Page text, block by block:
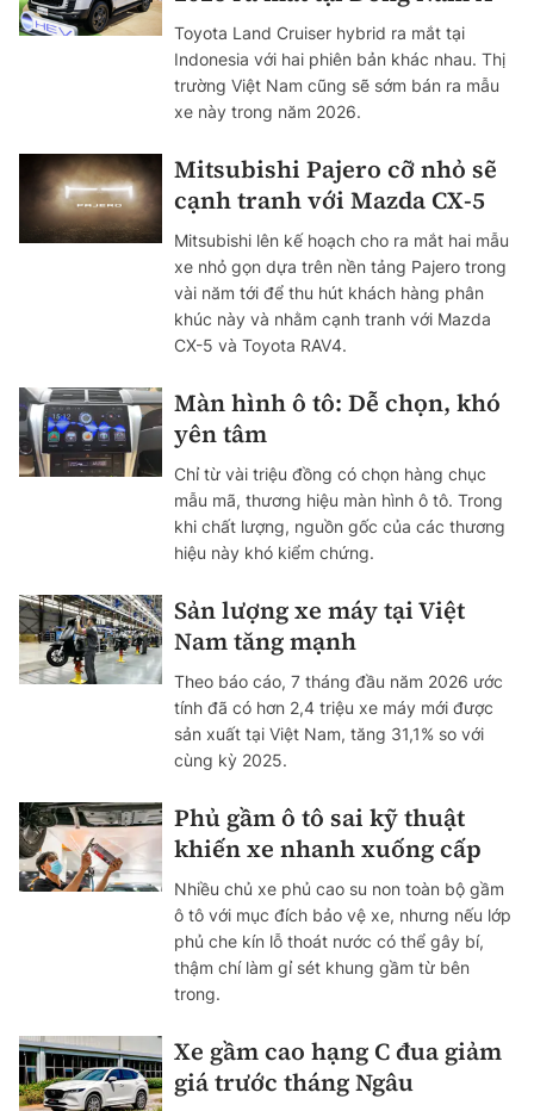
Toyota Land Cruiser hybrid ra mắt tại
Indonesia với hai phiên bản khác nhau. Thị
trường Việt Nam cũng sẽ sớm bán ra mẫu
xe này trong năm 2026.
Mitsubishi Pajero cỡ nhỏ sẽ
cạnh tranh với Mazda CX-5
Mitsubishi lên kế hoạch cho ra mắt hai mẫu
xe nhỏ gọn dựa trên nền tảng Pajero trong
vài năm tới để thu hút khách hàng phân
khúc này và nhằm cạnh tranh với Mazda
CX-5 và Toyota RAV4.
Màn hình ô tô: Dễ chọn, khó
yên tâm
Chỉ từ vài triệu đồng có chọn hàng chục
mẫu mã, thương hiệu màn hình ô tô. Trong
khi chất lượng, nguồn gốc của các thương
hiệu này khó kiểm chứng.
Sản lượng xe máy tại Việt
Nam tăng mạnh
Theo báo cáo, 7 tháng đầu năm 2026 ước
tính đã có hơn 2,4 triệu xe máy mới được
sản xuất tại Việt Nam, tăng 31,1% so với
cùng kỳ 2025.
Phủ gầm ô tô sai kỹ thuật
khiến xe nhanh xuống cấp
Nhiều chủ xe phủ cao su non toàn bộ gầm
ô tô với mục đích bảo vệ xe, nhưng nếu lớp
phủ che kín lỗ thoát nước có thể gây bí,
thậm chí làm gỉ sét khung gầm từ bên
trong.
Xe gầm cao hạng C đua giảm
giá trước tháng Ngâu